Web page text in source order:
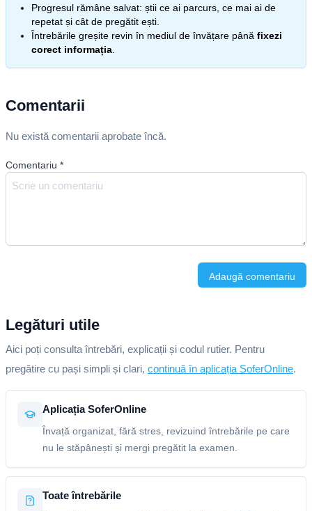
Progresul rămâne salvat: știi ce ai parcurs, ce mai ai de
repetat și cât de pregătit ești.
Întrebările greșite revin în mediul de învățare până fixezi
corect informația
Comentarii
Nu există comentarii aprobate încă.
Comentariu *
Adaugă comentariu
Legături utile
Aici poți consulta întrebări, explicații și codul rutier. Pentru
pregătire cu pași simpli și clari, continuă în aplicația SoferOnline.
Aplicația SoferOnline
Învață organizat, fără stres, revizuind întrebările pe care
nu le stăpânești și mergi pregătit la examen.
Toate întrebările